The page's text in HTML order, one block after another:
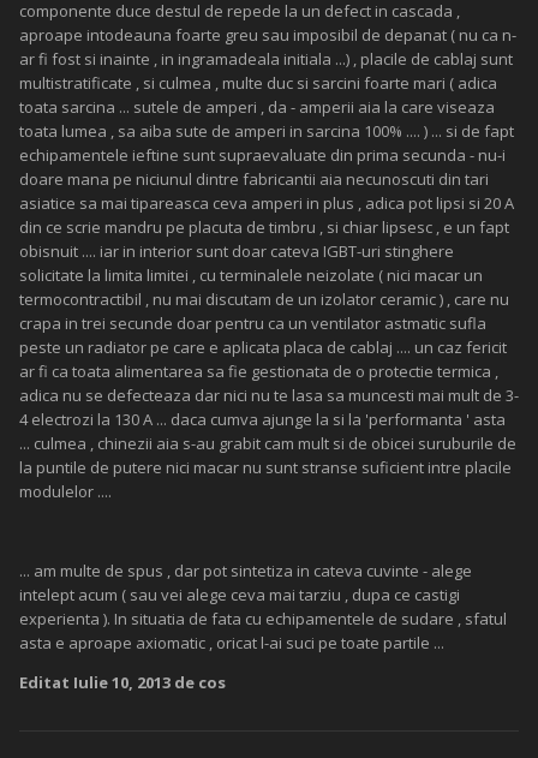
componente duce destul de repede la un defect in cascada ,
aproape intodeauna foarte greu sau imposibil de depanat ( nu ca n-
ar fi fost si inainte , in ingramadeala initiala ...) , placile de cablaj sunt
multistratificate , si culmea , multe duc si sarcini foarte mari ( adica
toata sarcina ... sutele de amperi , da - amperii aia la care viseaza
toata lumea , sa aiba sute de amperi in sarcina 100% .... ) ... si de fapt
echipamentele ieftine sunt supraevaluate din prima secunda - nu-i
doare mana pe niciunul dintre fabricantii aia necunoscuti din tari
asiatice sa mai tipareasca ceva amperi in plus , adica pot lipsi si 20 A
din ce scrie mandru pe placuta de timbru , si chiar lipsesc , e un fapt
obisnuit .... iar in interior sunt doar cateva IGBT-uri stinghere
solicitate la limita limitei , cu terminalele neizolate ( nici macar un
termocontractibil , nu mai discutam de un izolator ceramic ) , care nu
crapa in trei secunde doar pentru ca un ventilator astmatic sufla
peste un radiator pe care e aplicata placa de cablaj .... un caz fericit
ar fi ca toata alimentarea sa fie gestionata de o protectie termica ,
adica nu se defecteaza dar nici nu te lasa sa muncesti mai mult de 3-
4 electrozi la 130 A ... daca cumva ajunge la si la 'performanta ' asta
... culmea , chinezii aia s-au grabit cam mult si de obicei suruburile de
la puntile de putere nici macar nu sunt stranse suficient intre placile
modulelor ....
... am multe de spus , dar pot sintetiza in cateva cuvinte - alege
intelept acum ( sau vei alege ceva mai tarziu , dupa ce castigi
experienta ). In situatia de fata cu echipamentele de sudare , sfatul
asta e aproape axiomatic , oricat l-ai suci pe toate partile ...
Editat Iulie 10, 2013 de cos